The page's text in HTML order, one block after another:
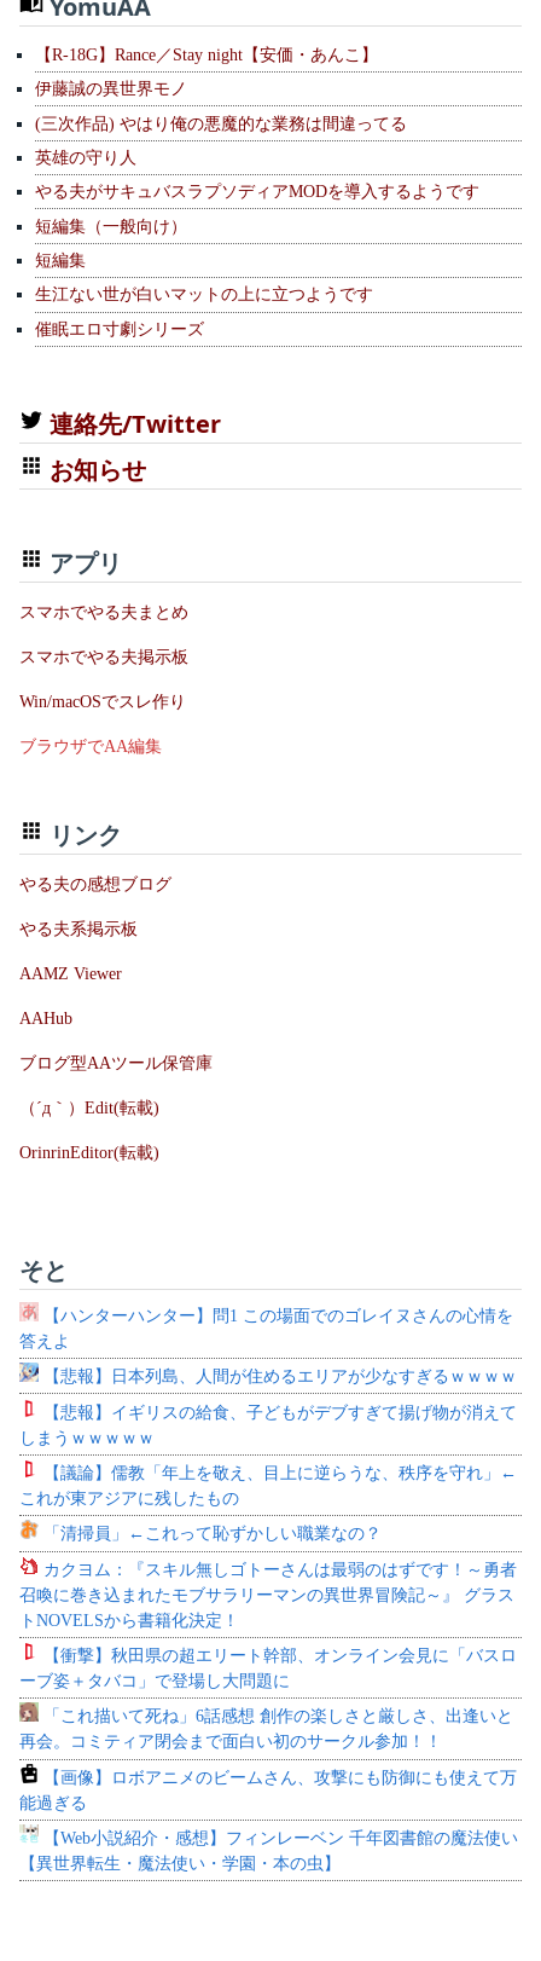
YomuAA
【R-18G】Rance／Stay night【安価・あんこ】
伊藤誠の異世界モノ
(三次作品) やはり俺の悪魔的な業務は間違ってる
英雄の守り人
やる夫がサキュバスラプソディアMODを導入するようです
短編集（一般向け）
短編集
生江ない世が白いマットの上に立つようです
催眠エロ寸劇シリーズ
連絡先/Twitter
お知らせ
アプリ
スマホでやる夫まとめ
スマホでやる夫掲示板
Win/macOSでスレ作り
ブラウザでAA編集
リンク
やる夫の感想ブログ
やる夫系掲示板
AAMZ Viewer
AAHub
ブログ型AAツール保管庫
（´д｀）Edit(転載)
OrinrinEditor(転載)
そと
【ハンターハンター】問1 この場面でのゴレイヌさんの心情を
答えよ
【悲報】日本列島、人間が住めるエリアが少なすぎるｗｗｗｗ
【悲報】イギリスの給食、子どもがデブすぎて揚げ物が消えて
しまうｗｗｗｗｗ
【議論】儒教「年上を敬え、目上に逆らうな、秩序を守れ」←
これが東アジアに残したもの
「清掃員」←これって恥ずかしい職業なの？
カクヨム：『スキル無しゴトーさんは最弱のはずです！～勇者
召喚に巻き込まれたモブサラリーマンの異世界冒険記～』 グラス
トNOVELSから書籍化決定！
【衝撃】秋田県の超エリート幹部、オンライン会見に「バスロ
ーブ姿＋タバコ」で登場し大問題に
「これ描いて死ね」6話感想 創作の楽しさと厳しさ、出逢いと
再会。コミティア閉会まで面白い初のサークル参加！！
【画像】ロボアニメのビームさん、攻撃にも防御にも使えて万
能過ぎる
【Web小説紹介・感想】フィンレーベン 千年図書館の魔法使い
【異世界転生・魔法使い・学園・本の虫】